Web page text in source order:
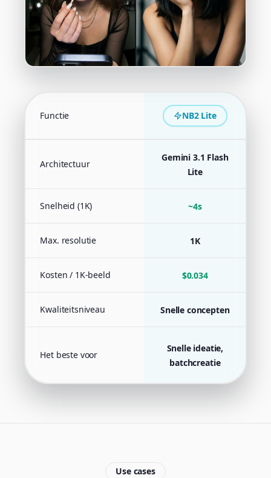
Functie NB2 Lite
Architectuur
Gemini 3.1 Flash
Lite
Snelheid (1K) ~4s
Max. resolutie 1K
Kosten / 1K-beeld $0.034
Kwaliteitsniveau Snelle concepten
Het beste voor
Snelle ideatie,
batchcreatie
Use cases